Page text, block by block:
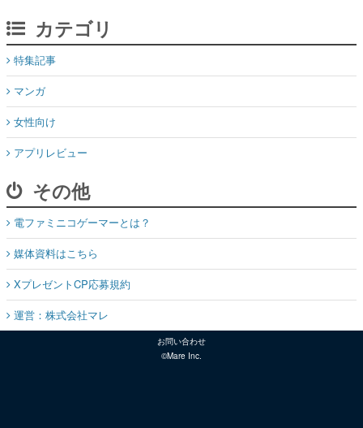
カテゴリ
特集記事
マンガ
女性向け
アプリレビュー
その他
電ファミニコゲーマーとは？
媒体資料はこちら
XプレゼントCP応募規約
運営：株式会社マレ
お問い合わせ
©Mare Inc.